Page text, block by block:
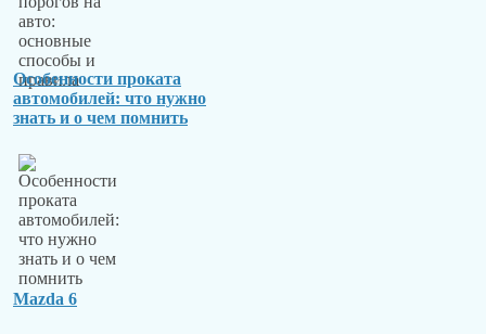
Особенности проката
автомобилей: что нужно
знать и о чем помнить
Mazda 6